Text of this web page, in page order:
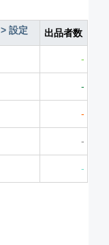
> 設定 出品者数
-
-
-
-
-